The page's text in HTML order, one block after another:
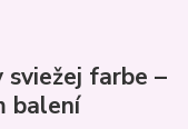
farbe –
balení